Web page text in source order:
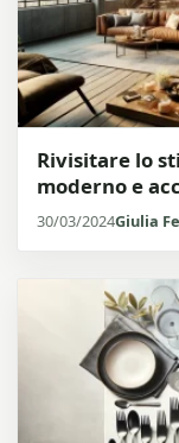
Rivisitare lo
moderno e
30/03/2024Giulia